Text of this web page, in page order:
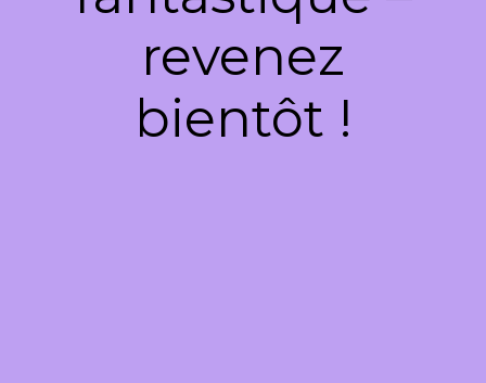
revenez
bientôt !